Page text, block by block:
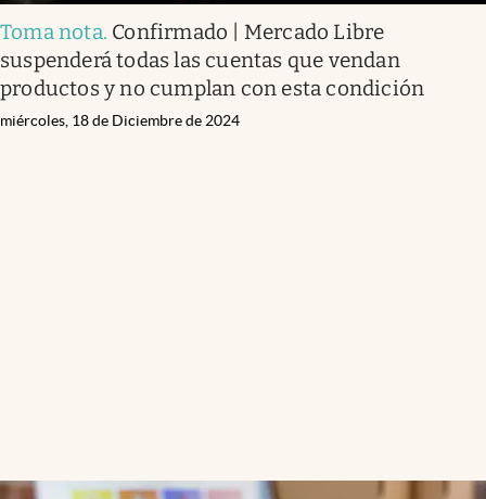
Toma nota. Confirmado | Mercado Libre
suspenderá todas las cuentas que vendan
productos y no cumplan con esta condición
miércoles, 18 de Diciembre de 2024